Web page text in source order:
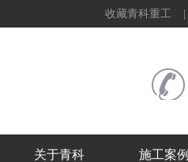
收藏青科重工
关于青科 施工案例